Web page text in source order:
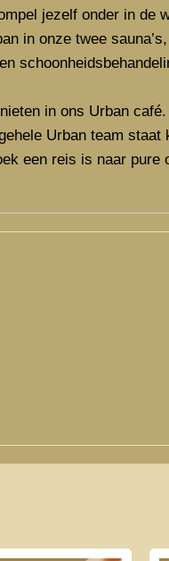
jezelf onder in de
in onze twee
in ons Urban
Urban team staat
een reis is naar pure